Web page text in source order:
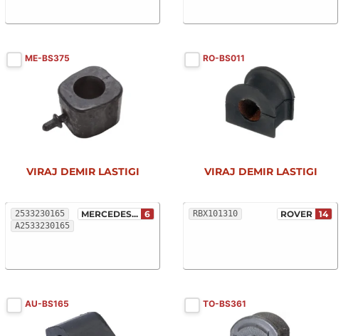
ME-BS375
2533230165
A2533230165
MERCEDES... 6
VIRAJ DEMIR LASTIGI
RO-BS011
RBX101310 ROVER 14
VIRAJ DEMIR LASTIGI
AU-BS165 TO-BS361